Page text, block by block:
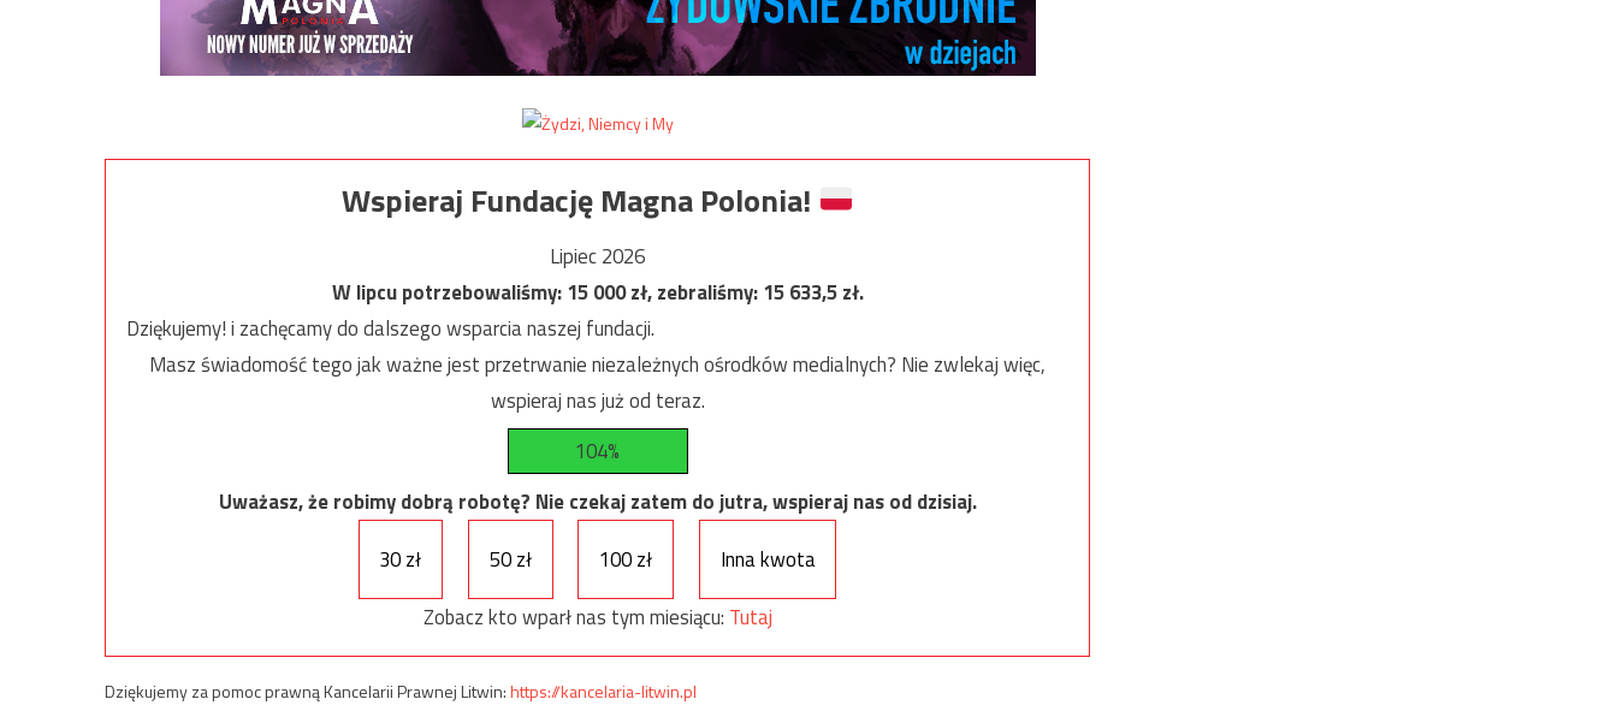
Wspieraj Fundację Magna Polonia!
Lipiec 2026
W lipcu potrzebowaliśmy:15 000zł, zebraliśmy:15 633,5zł.
Dziękujemy! i zachęcamy do dalszego wsparcia naszej fundacji.
Masz świadomość tego jak ważne jest przetrwanie niezależnych ośrodków medialnych? Nie zwlekaj więc,
wspieraj nas już od teraz.
104%
Uważasz, że robimy dobrą robotę? Nie czekaj zatem do jutra, wspieraj nas od dzisiaj.
30 zł
50 zł 100 zł
Inna kwota
Zobacz kto wparł nas tym miesiącu: Tutaj
Dziękujemy za pomoc prawną Kancelarii Prawnej Litwin:https://kancelaria-litwin.pl